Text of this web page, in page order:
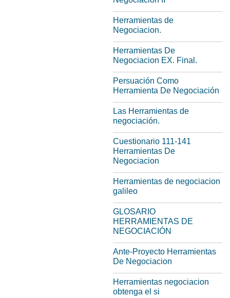
Herramientas de
Negociacion.
Herramientas De
Negociacion EX. Final.
Persuación Como
Herramienta De Negociación
Las Herramientas de
negociación.
Cuestionario 111-141
Herramientas De
Negociacion
Herramientas de negociacion
galileo
GLOSARIO
HERRAMIENTAS DE
NEGOCIACIÓN
Ante-Proyecto Herramientas
De Negociacion
Herramientas negociacion
obtenga el si